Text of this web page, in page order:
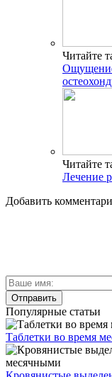
Читайте
Читайте
Лечение
Добавить
Популярные статьи
Таблетки во время